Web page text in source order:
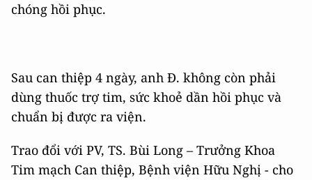
chóng hồi phục.
Sau can thiệp 4 ngày, anh Đ. không còn phải
dùng thuốc trợ tim, sức khoẻ dần hồi phục và
chuẩn bị được ra viện.
Trao đổi với PV, TS. Bùi Long – Trưởng Khoa
Tim mạch Can thiệp, Bệnh viện Hữu Nghị - cho